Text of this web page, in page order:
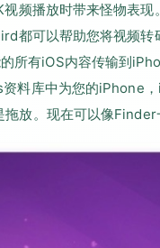
频播放时带来怪物表
都可以帮助您将视频
所有iOS内容传输到
料库中为您的iPhone
放。现在可以像Finder